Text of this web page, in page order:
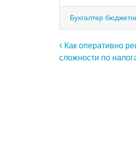
Бухгалтер
Навигация
Как оперативно
сложности по